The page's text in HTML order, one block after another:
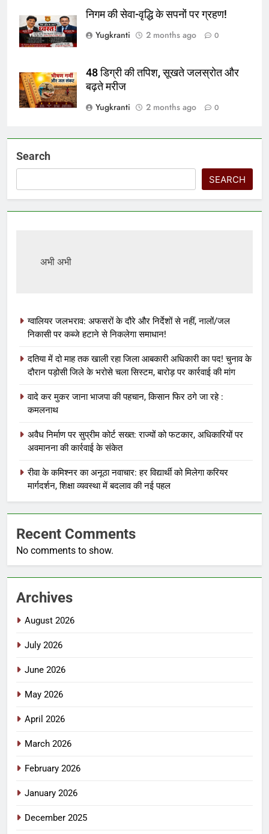
निगम की सेवा-वृद्धि के सपनों पर ग्रहण!
Yugkranti
2 months ago 0
48 डिग्री की तपिश, सूखते जलस्रोत और
बढ़ते मरीज
Yugkranti
2 months ago 0
Search
SEARCH
अभी अभी
ग्वालियर जलभराव: अफसरों के दौरे और निर्देशों से नहीं, नालों/जल
निकासी पर कब्जे हटाने से निकलेगा समाधान!
दतिया में दो माह तक खाली रहा जिला आबकारी अधिकारी का पद! चुनाव के
दौरान पड़ोसी जिले के भरोसे चला सिस्टम, बारोड़ पर कार्रवाई की मांग
वादे कर मुकर जाना भाजपा की पहचान, किसान फिर ठगे जा रहे :
कमलनाथ
अवैध निर्माण पर सुप्रीम कोर्ट सख्त: राज्यों को फटकार, अधिकारियों पर
अवमानना की कार्रवाई के संकेत
रीवा के कमिश्नर का अनूठा नवाचार: हर विद्यार्थी को मिलेगा करियर
मार्गदर्शन, शिक्षा व्यवस्था में बदलाव की नई पहल
Recent Comments
No comments to show.
Archives
August 2026
July 2026
June 2026
May 2026
April 2026
March 2026
February 2026
January 2026
December 2025